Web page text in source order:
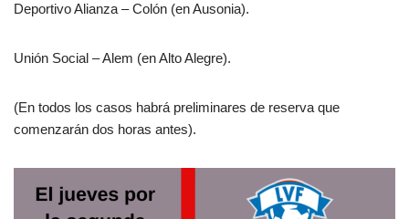
Deportivo Alianza – Colón (en Ausonia).
Unión Social – Alem (en Alto Alegre).
(En todos los casos habrá preliminares de reserva que
comenzarán dos horas antes).